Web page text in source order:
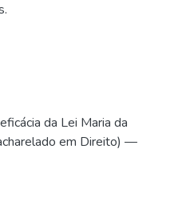
da Lei Maria da
em Direito) —